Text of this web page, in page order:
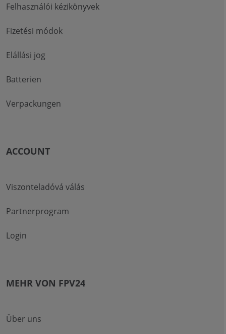
Felhasználói kézikönyvek
Fizetési módok
Elállási jog
Batterien
Verpackungen
ACCOUNT
Viszonteladóvá válás
Partnerprogram
Login
MEHR VON FPV24
Über uns